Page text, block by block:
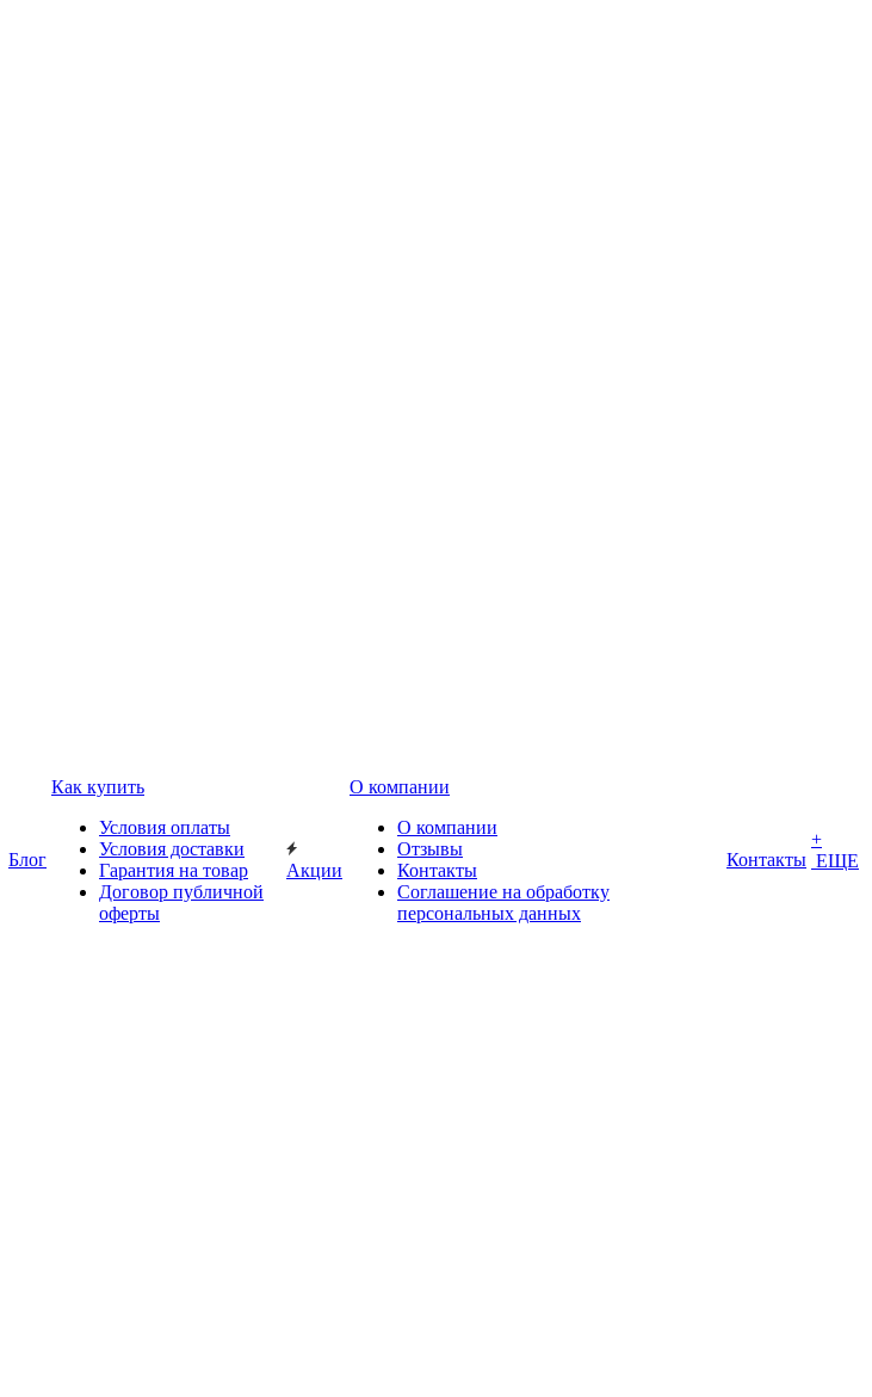
Блог
Как купить
Условия оплаты
Условия доставки
Гарантия на товар
Договор публичной
оферты
Акции
О компании
О компании
Отзывы
Контакты
Соглашение на обработку
персональных данных
Контакты
+
ЕЩЕ